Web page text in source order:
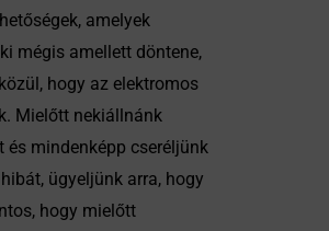
amelyek
mégis amellett döntene,
hogy az elektromos
Mielőtt nekiállnánk
mindenképp cseréljünk
ügyeljünk arra, hogy
hogy mielőtt